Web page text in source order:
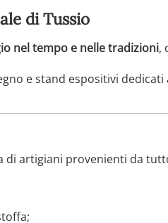
di Tussio
nel tempo e nelle tradizioni,
e stand espositivi
di artigiani provenienti da